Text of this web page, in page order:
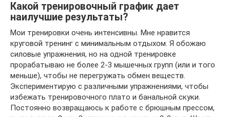
Какой тренировочный график дает
наилучшие результаты?
Мои тренировки очень интенсивны. Мне нравится
круговой тренинг с минимальным отдыхом. Я обожаю
силовые упражнения, но на одной тренировке
прорабатываю не более 2-3 мышечных групп (или и того
меньше), чтобы не перегружать обмен веществ.
Экспериментирую с различными упражнениями, чтобы
избежать тренировочного плато и банальной скуки.
Постоянно возвращаюсь к работе с брюшным прессом,